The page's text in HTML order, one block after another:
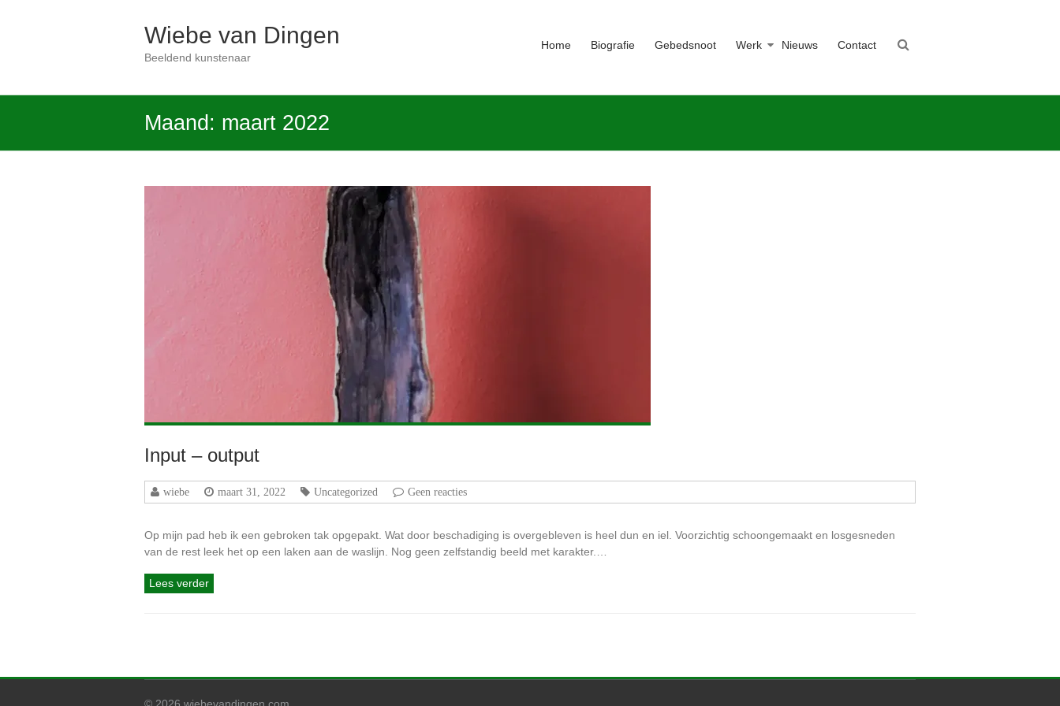
Wiebe van Dingen
Beeldend kunstenaar
Home Biografie Gebedsnoot Werk Nieuws Contact
Maand: maart 2022
Input – output
wiebe maart 31, 2022 Uncategorized Geen reacties
Op mijn pad heb ik een gebroken tak opgepakt. Wat door beschadiging is overgebleven is heel dun en iel. Voorzichtig schoongemaakt en losgesneden
van de rest leek het op een laken aan de waslijn. Nog geen zelfstandig beeld met karakter.…
Lees verder